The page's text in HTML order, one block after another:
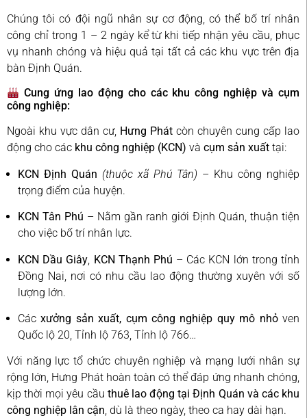
Chúng tôi có đội ngũ nhân sự cơ động, có thể bố trí nhân
công chỉ trong 1 – 2 ngày kể từ khi tiếp nhận yêu cầu, phục
vụ nhanh chóng và hiệu quả tại tất cả các khu vực trên địa
bàn Định Quán.
Cung ứng lao động cho các khu công nghiệp và cụm
công nghiệp:
Ngoài khu vực dân cư, Hưng Phát còn chuyên cung cấp lao
động cho các khu công nghiệp (KCN) và cụm sản xuất tại:
KCN Định Quán (thuộc xã Phú Tân) – Khu công nghiệp
trọng điểm của huyện.
KCN Tân Phú – Nằm gần ranh giới Định Quán, thuận tiện
cho việc bố trí nhân lực.
KCN Dầu Giây KCN Thạnh Phú – Các KCN lớn trong tỉnh
Đồng Nai, nơi có nhu cầu lao động thường xuyên với số
lượng lớn.
Cácxưởng sản xuất, cụm công nghiệp quy mô nhỏven
Quốc lộ 20, Tỉnh lộ 763, Tỉnh lộ 766…
Với năng lực tổ chức chuyên nghiệp và mạng lưới nhân sự
rộng lớn, Hưng Phát hoàn toàn có thể đáp ứng nhanh chóng,
kịp thời mọi yêu cầu thuê lao động tại Định Quán và các khu
công nghiệp lân cận, dù là theo ngày, theo ca hay dài hạn.